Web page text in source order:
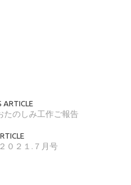
ARTICLE
たのしみ工作ご報告
０２１.７月号